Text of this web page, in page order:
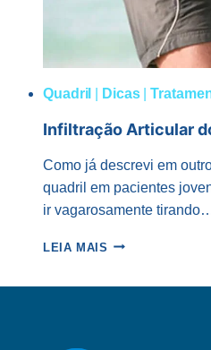
Quadril Dicas|
Infiltração Articular
Como já descrevi em
quadril em pacientes
ir vagarosamente
LEIA MAIS INFILTRAÇÃO